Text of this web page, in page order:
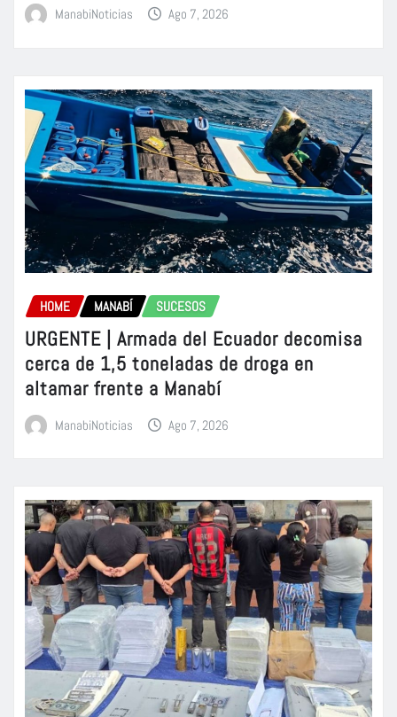
ManabiNoticias Ago 7, 2026
HOME MANABÍ SUCESOS
URGENTE | Armada del Ecuador decomisa
cerca de 1,5 toneladas de droga en
altamar frente a Manabí
ManabiNoticias Ago 7, 2026